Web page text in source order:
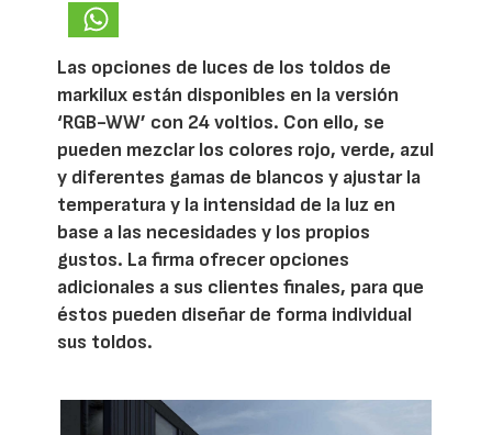
Las opciones de luces de los toldos de
markilux están disponibles en la versión
‘RGB-WW’ con 24 voltios. Con ello, se
pueden mezclar los colores rojo, verde, azul
y diferentes gamas de blancos y ajustar la
temperatura y la intensidad de la luz en
base a las necesidades y los propios
gustos. La firma ofrecer opciones
adicionales a sus clientes finales, para que
éstos pueden diseñar de forma individual
sus toldos.